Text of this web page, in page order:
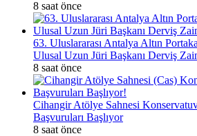
8 saat önce
63. Uluslararası Antalya Altın
Ulusal Uzun Jüri Başkanı Derviş
8 saat önce
Cihangir Atölye Sahnesi
Başvuruları Başlıyor
8 saat önce